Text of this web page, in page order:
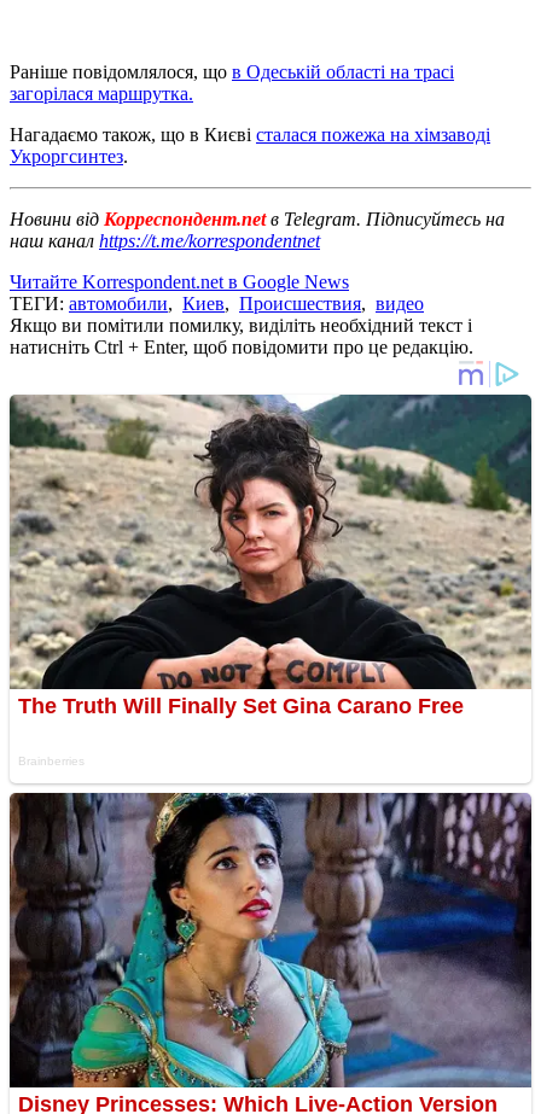
Раніше повідомлялося, що в Одеській області на трасі
загорілася маршрутка.
Нагадаємо також, що в Києві сталася пожежа на хімзаводі
Укроргсинтез.
Новини від Корреспондент.netв Telegram. Підписуйтесь на
наш канал https://t.me/korrespondentnet
Читайте Korrespondent.net в Google News
ТЕГИ: автомобили, Киев, Происшествия, видео
Якщо ви помітили помилку, виділіть необхідний текст і
натисніть Ctrl + Enter, щоб повідомити про це редакцію.